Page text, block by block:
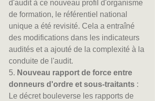
d'audit à ce nouveau profil d'organisme
de formation, le référentiel national
unique a été revisité. Cela a entraîné
des modifications dans les indicateurs
audités et a ajouté de la complexité à la
conduite de l'audit.
5. Nouveau rapport de force entre
donneurs d'ordre et sous-traitants :
Le décret bouleverse les rapports de